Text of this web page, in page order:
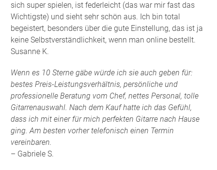
sich super spielen, ist federleicht (das war mir fast das
Wichtigste) und sieht sehr schön aus. Ich bin total
begeistert, besonders über die gute Einstellung, das ist ja
keine Selbstverständlichkeit, wenn man online bestellt.
Susanne K.
Wenn es 10 Sterne gäbe würde ich sie auch geben für:
bestes Preis-Leistungsverhältnis, persönliche und
professionelle Beratung vom Chef, nettes Personal, tolle
Gitarrenauswahl. Nach dem Kauf hatte ich das Gefühl,
dass ich mit einer für mich perfekten Gitarre nach Hause
ging. Am besten vorher telefonisch einen Termin
vereinbaren.
– Gabriele S.